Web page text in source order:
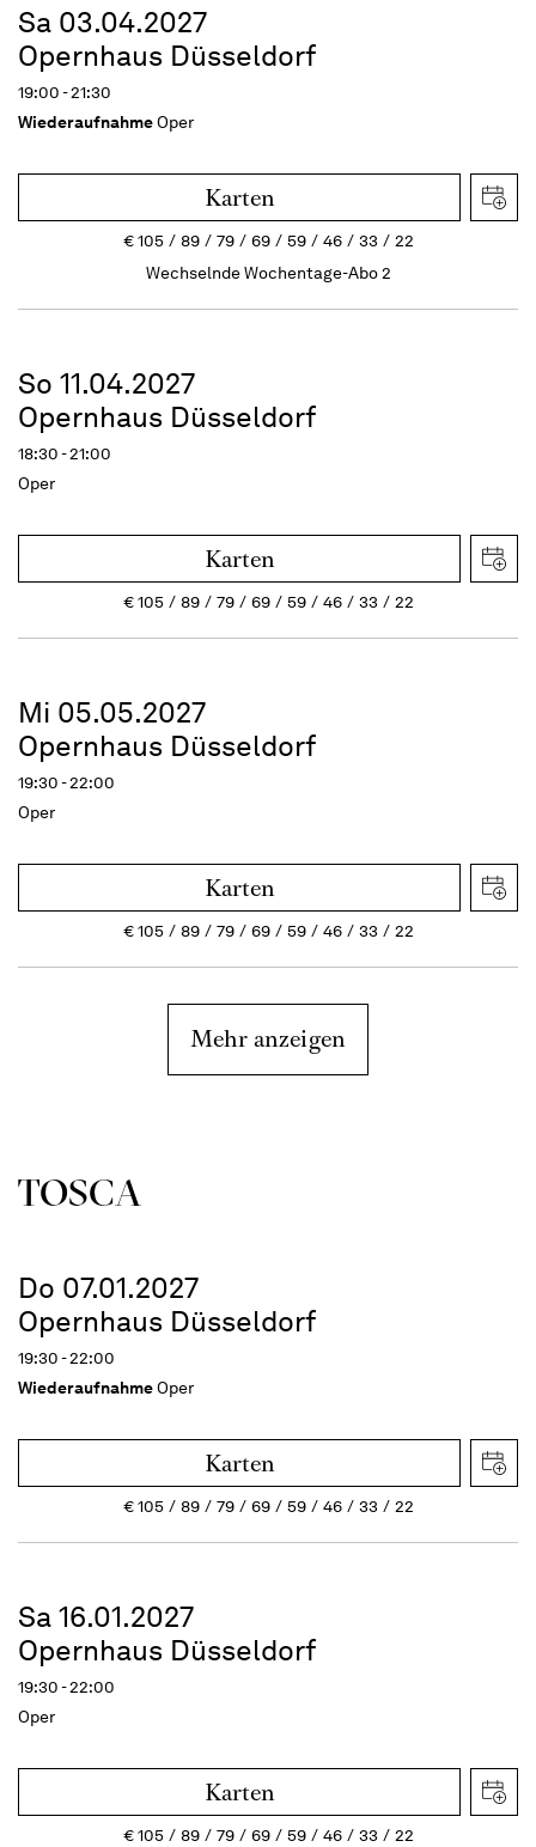
Sa 03.04.2027
Opernhaus Düsseldorf
19:00 - 21:30
WiederaufnahmeOper
Karten
€105 89 79 69 59 46 33
22
Wechselnde Wochentage-Abo 2
So 11.04.2027
Opernhaus Düsseldorf
18:30 - 21:00
Oper
Karten
€105 89 79 69 59 46 33 22
Mi 05.05.2027
Opernhaus Düsseldorf
19:30 - 22:00
Oper
Karten
€105 89 79 69 59 46 33 22
Mehr anzeigen
TOSCA
Do 07.01.2027
Opernhaus Düsseldorf
19:30 - 22:00
WiederaufnahmeOper
Karten
€105 89 79 69 59 46 33 22
Sa 16.01.2027
Opernhaus Düsseldorf
19:30 - 22:00
Oper
Karten
€105 89 79 69 59 46 33 22